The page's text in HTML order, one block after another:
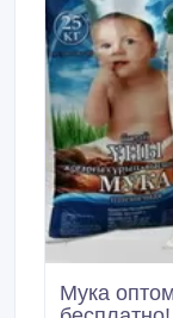
Мука